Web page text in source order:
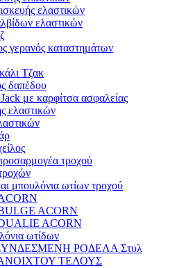
ελαστικών
ελαστικών
γερανός καταστημάτων
Τζακ
δαπέδου
με καρφίτσα ασφαλείας
ελαστικών
τροχού
μπουλόνια ωτίων τροχού
ACORN
ACORN
ωτίδων
ΡΟΔΕΛΑ Στυλ
ΑΝΟΙΧΤΟΥ ΤΕΛΟΥΣ